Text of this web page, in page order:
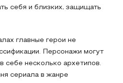
себя и близких, защищать
главные герои не
Персонажи могут
себе несколько архетипов.
сериала в жанре